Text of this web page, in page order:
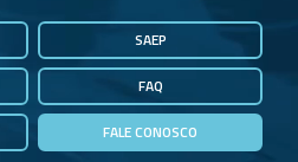
SAEP
FAQ
FALE CONOSCO